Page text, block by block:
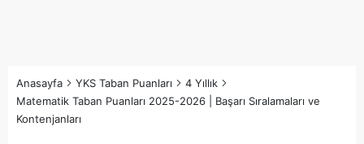
Anasayfa YKS Taban Puanları
4 Yıllık
Matematik Taban Puanları 2025-2026 | Başarı Sıralamaları ve
Kontenjanları